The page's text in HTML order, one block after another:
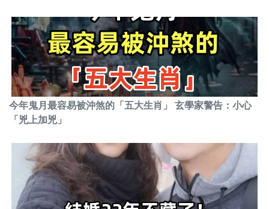
今年鬼月最容易被沖煞的「五大生肖」 玄學家警告：小心
「兇上加兇」